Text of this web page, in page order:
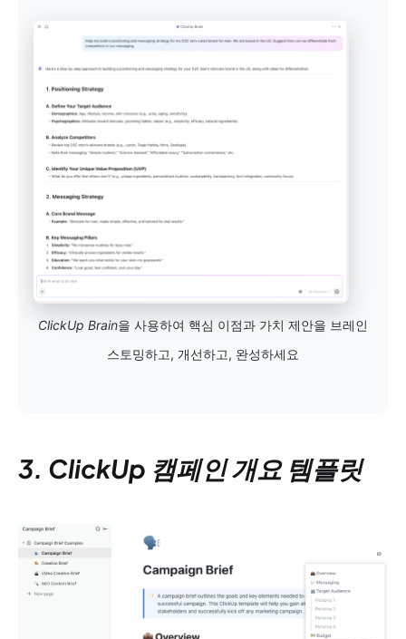
ClickUp Brain을 사용하여 핵심 이점과 가치 제안을 브레인
스토밍하고, 개선하고, 완성하세요
3. ClickUp 캠페인 개요 템플릿